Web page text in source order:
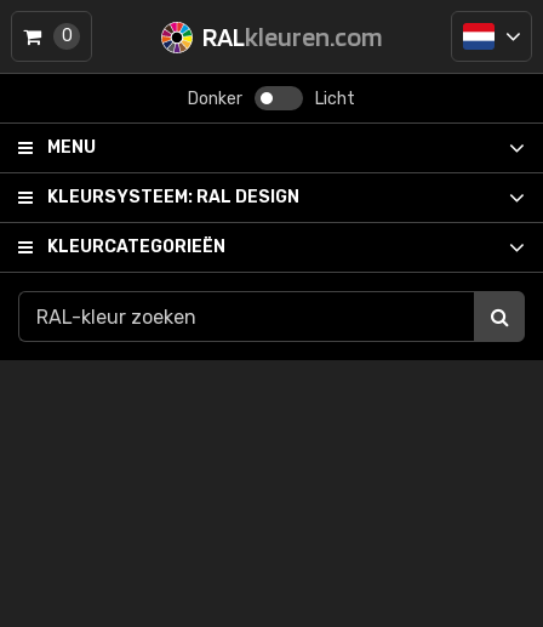
RALkleuren.com
Donker Licht
MENU
KLEURSYSTEEM: RAL DESIGN
KLEURCATEGORIEËN
0